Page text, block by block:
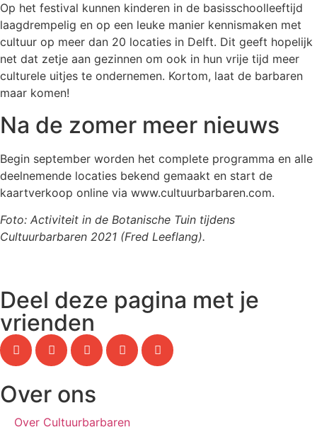
Op het festival kunnen kinderen in de basisschoolleeftijd
laagdrempelig en op een leuke manier kennismaken met
cultuur op meer dan 20 locaties in Delft. Dit geeft hopelijk
net dat zetje aan gezinnen om ook in hun vrije tijd meer
culturele uitjes te ondernemen. Kortom, laat de barbaren
maar komen!
Na de zomer meer nieuws
Begin september worden het complete programma en alle
deelnemende locaties bekend gemaakt en start de
kaartverkoop online via www.cultuurbarbaren.com.
Foto: Activiteit in de Botanische Tuin tijdens
Cultuurbarbaren 2021 (Fred Leeflang).
Deel deze pagina met je
vrienden
Over ons
Over Cultuurbarbaren